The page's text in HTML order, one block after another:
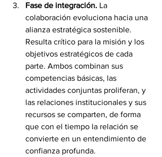
Fase de integración. La
colaboración evoluciona hacia una
alianza estratégica sostenible.
Resulta crítico para la misión y los
objetivos estratégicos de cada
parte. Ambos combinan sus
competencias básicas, las
actividades conjuntas proliferan, y
las relaciones institucionales y sus
recursos se comparten, de forma
que con el tiempo la relación se
convierte en un entendimiento de
confianza profunda.